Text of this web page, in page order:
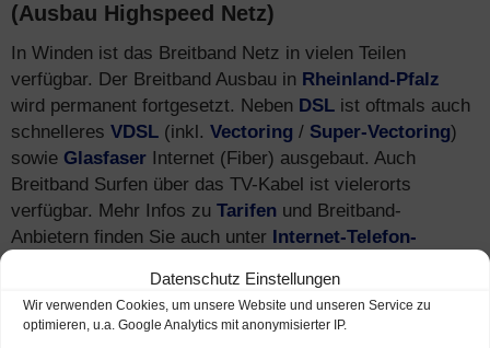
Datenschutz Einstellungen
Wir verwenden Cookies, um unsere Website und unseren Service zu
optimieren, u.a. Google Analytics mit anonymisierter IP.
(Ausbau Highspeed Netz)
In Winden ist das Breitband Netz in vielen Teilen
verfügbar. Der Breitband Ausbau in Rheinland-Pfalz
wird permanent fortgesetzt. Neben DSL ist oftmals auch
schnelleres VDSL (inkl. Vectoring / Super-Vectoring)
sowie Glasfaser Internet (Fiber) ausgebaut. Auch
Breitband Surfen über das TV-Kabel ist vielerorts
verfügbar. Mehr Infos zu Tarifen und Breitband-
Anbietern finden Sie auch unter Internet-Telefon-